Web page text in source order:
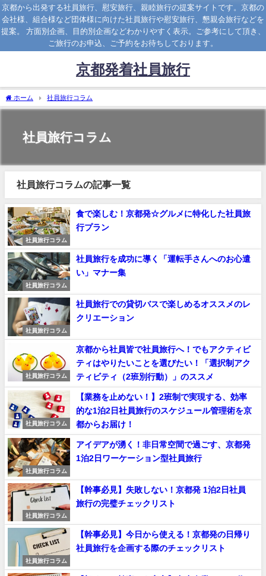
京都から出発する社員旅行、慰安旅行、親睦旅行の提案サイトです。京都の
会社様、組合様など団体様に向けた社員旅行や慰安旅行、懇親会旅行などを
提案。 方面別企画、目的別企画などわかりやすく表示。ご参考にして頂き、
ご旅行のお申込、ご予約をお待ちしております。
京都発着社員旅行
ホーム 社員旅行コラム
社員旅行コラム
社員旅行コラムの記事一覧
社員旅行コラム
食で楽しむ！京都発☆グルメに特化した社員旅
行プラン
社員旅行コラム
社員旅行を成功に導く「運転手さんへのお心遣
い」マナー集
社員旅行コラム
社員旅行での貸切バスで楽しめるオススメのレ
クリエーション
社員旅行コラム
京都から社員皆で社員旅行へ！でもアクティビ
ティはやりたいことを選びたい！「選択制アク
ティビティ（2班別行動）」のススメ
社員旅行コラム
【業務を止めない！】2班制で実現する、効率
的な1泊2日社員旅行のスケジュール管理術を京
都からお届け！
社員旅行コラム
アイデアが湧く！非日常空間で過ごす、京都発
1泊2日ワーケーション型社員旅行
社員旅行コラム
【幹事必見】失敗しない！京都発 1泊2日社員
旅行の完璧チェックリスト
社員旅行コラム
【幹事必見】今日から使える！京都発の日帰り
社員旅行を企画する際のチェックリスト